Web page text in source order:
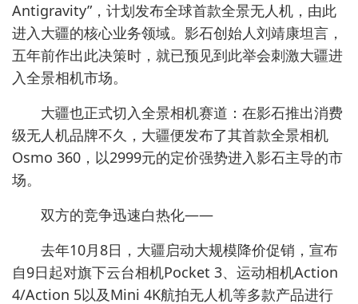
Antigravity”，计划发布全球首款全景无人机，由此
进入大疆的核心业务领域。影石创始人刘靖康坦言，
五年前作出此决策时，就已预见到此举会刺激大疆进
入全景相机市场。
大疆也正式切入全景相机赛道：在影石推出消费
级无人机品牌不久，大疆便发布了其首款全景相机
Osmo 360，以2999元的定价强势进入影石主导的市
场。
双方的竞争迅速白热化——
去年10月8日，大疆启动大规模降价促销，宣布
自9日起对旗下云台相机Pocket 3、运动相机Action
4/Action 5以及Mini 4K航拍无人机等多款产品进行